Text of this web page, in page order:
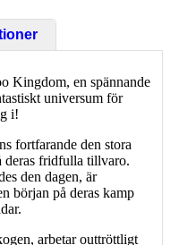
Kingdom, en spännande
universum för
i!
fortfarande den stora
deras fridfulla tillvaro.
den dagen, är
början på deras kamp
arbetar outtröttligt